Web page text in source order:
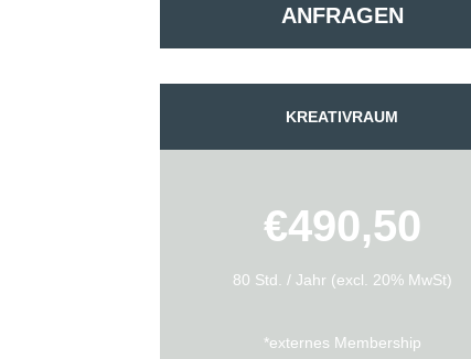
ANFRAGEN
KREATIVRAUM
€490,50
80 Std. / Jahr (excl. 20% MwSt)
*externes Membership